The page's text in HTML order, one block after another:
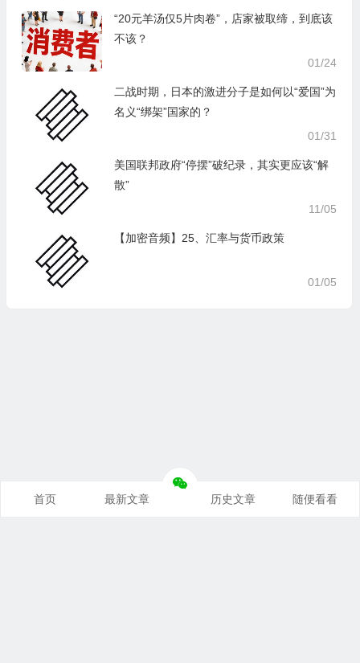
“20元羊汤仅5片肉卷”，店家被取缔，到底该
不该？
01/24
二战时期，日本的激进分子是如何以“爱国”为
名义“绑架”国家的？
01/31
美国联邦政府“停摆”破纪录，其实更应该“解
散”
11/05
【加密音频】25、汇率与货币政策
01/05
首页 最新文章 历史文章 随便看看